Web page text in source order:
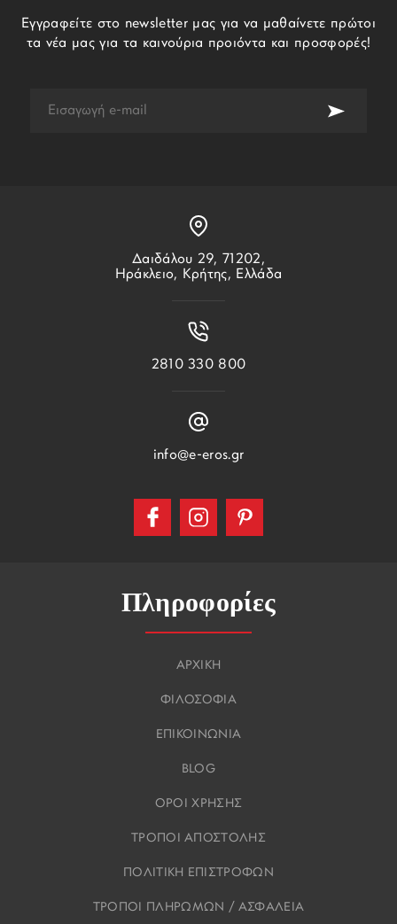
Πληροφορίες
ΑΡΧΙΚΗ
ΦΙΛΟΣΟΦΙΑ
ΕΠΙΚΟΙΝΩΝΙΑ
BLOG
ΟΡΟΙ ΧΡΗΣΗΣ
ΤΡΟΠΟΙ ΑΠΟΣΤΟΛΗΣ
ΠΟΛΙΤΙΚΗ ΕΠΙΣΤΡΟΦΩΝ
ΤΡΟΠΟΙ ΠΛΗΡΩΜΩΝ / ΑΣΦΑΛΕΙΑ
Δαιδάλου 29, 71202,
Ηράκλειο, Κρήτης, Ελλάδα
2810 330 800
info@e-eros.gr
Εγγραφείτε στο newsletter μας για να μαθαίνετε πρώτοι
τα νέα μας για τα καινούρια προιόντα και προσφορές!